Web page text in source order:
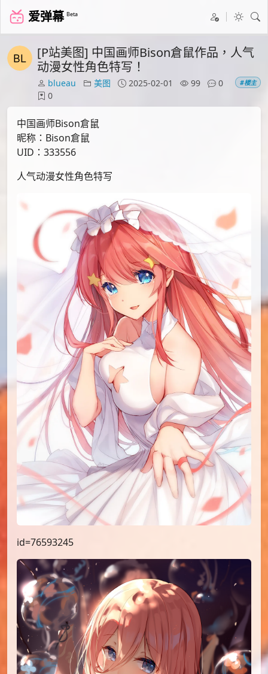
爱弹幕 Beta
[P站美图] 中国画师Bison倉鼠作品，人气
动漫女性角色特写！
blueau 美图 2025-02-01 99
0
0
#楼主
中国画师Bison倉鼠
昵称：Bison倉鼠
UID：333556
人气动漫女性角色特写
id=76593245